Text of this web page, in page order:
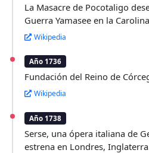
La Masacre de Pocotaligo
Guerra Yamasee en la
Wikipedia
Año 1736
Fundación del Reino de
Wikipedia
Año 1738
Serse, una ópera italiana de
estrena en Londres,